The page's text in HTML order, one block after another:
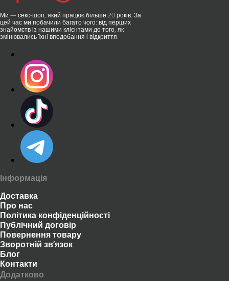
Ми — секс-шоп, який працює більше 20 років. За
цей час ми побачили багато чого: від перших
знайомств із нашими клієнтами до того, як
змінювались їхні вподобання і відкриття.
Інформація
Доставка
Про нас
Політика конфіденційності
Публічний договір
Повернення товару
Зворотній зв’язок
Блог
Контакти
Додатково